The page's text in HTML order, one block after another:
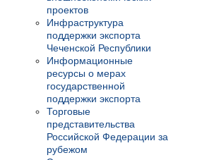
проектов
Инфраструктура
поддержки экспорта
Чеченской Республики
Информационные
ресурсы о мерах
государственной
поддержки экспорта
Торговые
представительства
Российской Федерации за
рубежом